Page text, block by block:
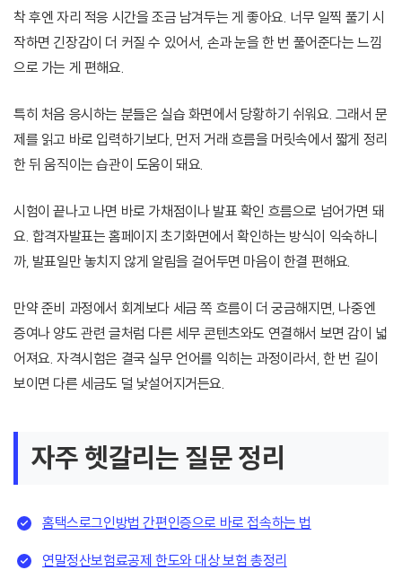
착 후엔 자리 적응 시간을 조금 남겨두는 게 좋아요. 너무 일찍 풀기 시
작하면 긴장감이 더 커질 수 있어서, 손과 눈을 한 번 풀어준다는 느낌
으로 가는 게 편해요.
특히 처음 응시하는 분들은 실습 화면에서 당황하기 쉬워요. 그래서 문
제를 읽고 바로 입력하기보다, 먼저 거래 흐름을 머릿속에서 짧게 정리
한 뒤 움직이는 습관이 도움이 돼요.
시험이 끝나고 나면 바로 가채점이나 발표 확인 흐름으로 넘어가면 돼
요. 합격자발표는 홈페이지 초기화면에서 확인하는 방식이 익숙하니
까, 발표일만 놓치지 않게 알림을 걸어두면 마음이 한결 편해요.
만약 준비 과정에서 회계보다 세금 쪽 흐름이 더 궁금해지면, 나중엔
증여나 양도 관련 글처럼 다른 세무 콘텐츠와도 연결해서 보면 감이 넓
어져요. 자격시험은 결국 실무 언어를 익히는 과정이라서, 한 번 길이
보이면 다른 세금도 덜 낯설어지거든요.
자주 헷갈리는 질문 정리
홈택스로그인방법 간편인증으로 바로 접속하는 법
연말정산보험료공제 한도와 대상 보험 총정리